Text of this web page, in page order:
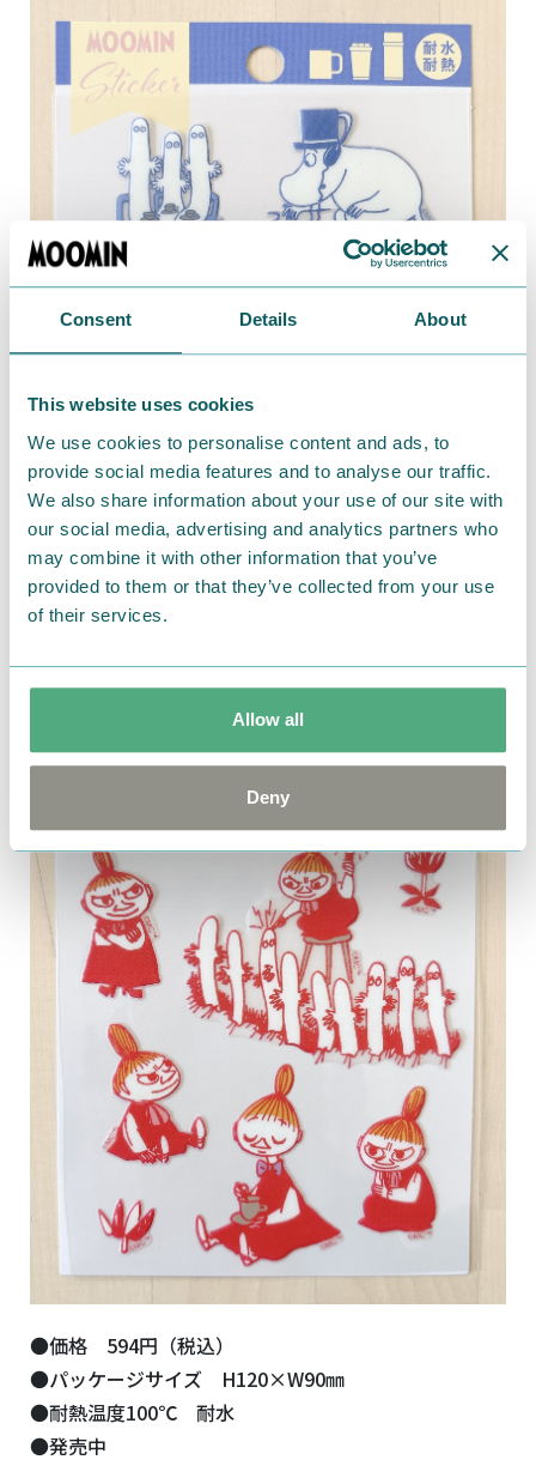
Consent Details About
This website uses cookies
We use cookies to personalise content and ads, to
provide social media features and to analyse our traffic.
We also share information about your use of our site with
our social media, advertising and analytics partners who
may combine it with other information that you’ve
provided to them or that they’ve collected from your use
of their services.
Allow all
Deny
●価格 594円（税込）
●パッケージサイズ H120×W90㎜
●耐熱温度100℃ 耐水
●発売中